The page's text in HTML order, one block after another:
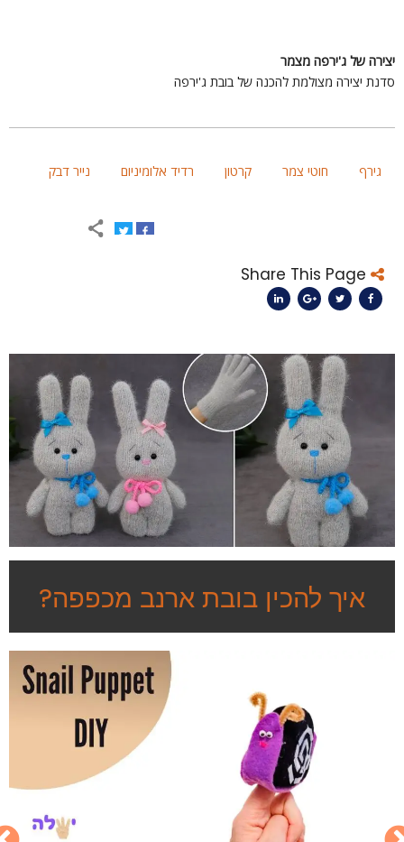
של ג'ירפה מצמר
יצירה מצולמת להכנה של בובת ג'ירפה
גירף חוטי צמר קרטון רדיד אלומיניום נייר דבק
Share This Page
איך להכין בובת ארנב מכפפה?